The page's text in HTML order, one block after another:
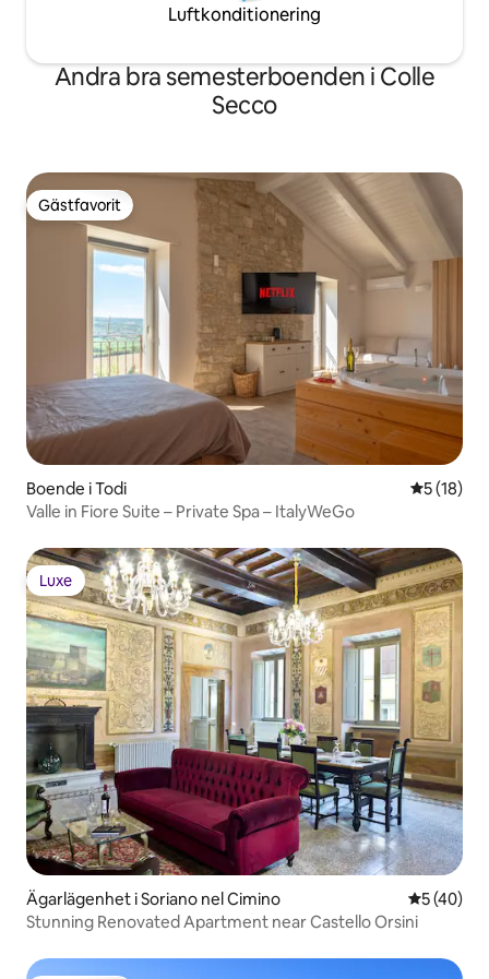
Luftkonditionering
Andra bra semesterboenden i Colle
Secco
Gästfavorit
Gästfavorit
Boende i Todi 5 av 5 i
5 (18)
Valle in Fiore Suite – Private Spa – ItalyWeGo
Luxe
Luxe
Ägarlägenhet i Soriano nel Cimino 5 av 5 i
5 (40)
Stunning Renovated Apartment near Castello Orsini